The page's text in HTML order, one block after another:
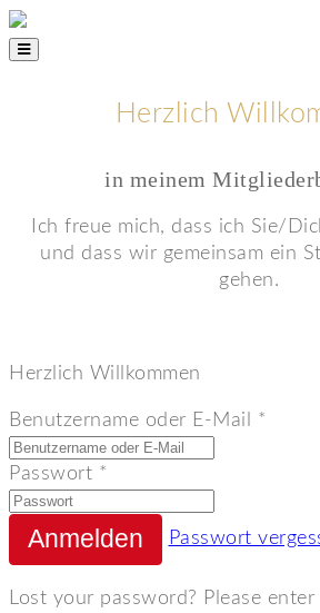
Herzlich
in meinem
Ich freue mich, dass ich Sie/
und dass wir gemeinsam ein
gehen.
Herzlich Willkommen
Benutzername oder E-Mail *
Passwort *
Passwort
Lost your password? Please